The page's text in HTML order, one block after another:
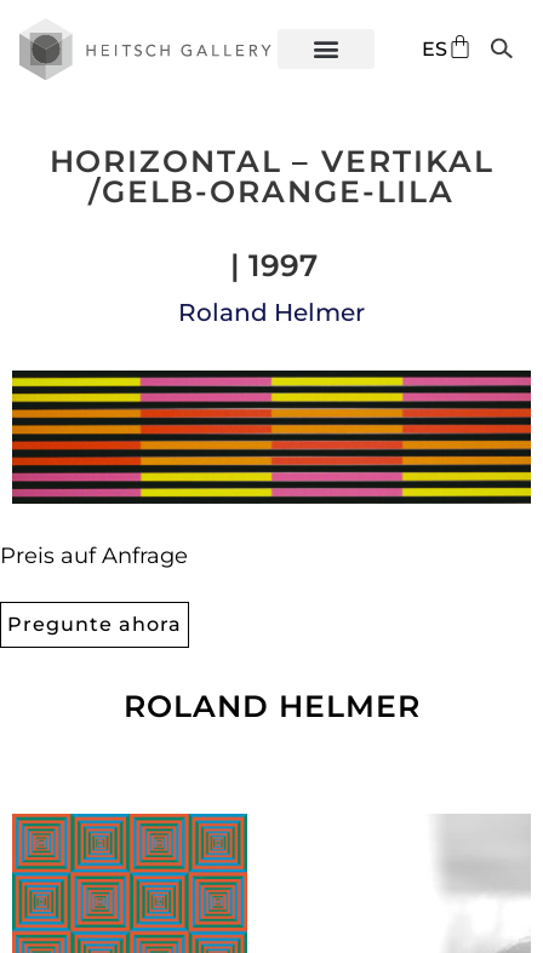
ES
EN
HORIZONTAL – VERTIKAL
/GELB-ORANGE-LILA
| 1997
Roland Helmer
Preis auf Anfrage
Pregunte ahora
ROLAND HELMER